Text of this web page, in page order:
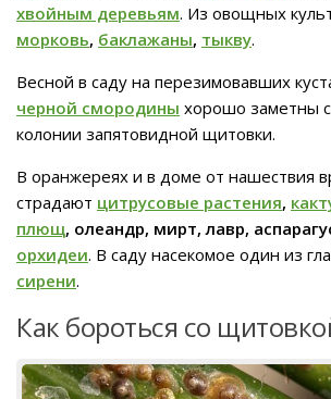
хвойным деревьям. Из овощных
морковь, баклажаны, тыкву.
Весной в саду на перезимовавших
черной смородины хорошо заметны
колонии запятовидной щитовки.
В оранжереях и в доме от нашествия
страдают цитрусовые растения,
плющ, олеандр, мирт, лавр,
орхидеи. В саду насекомое один из
сирени.
Как бороться со